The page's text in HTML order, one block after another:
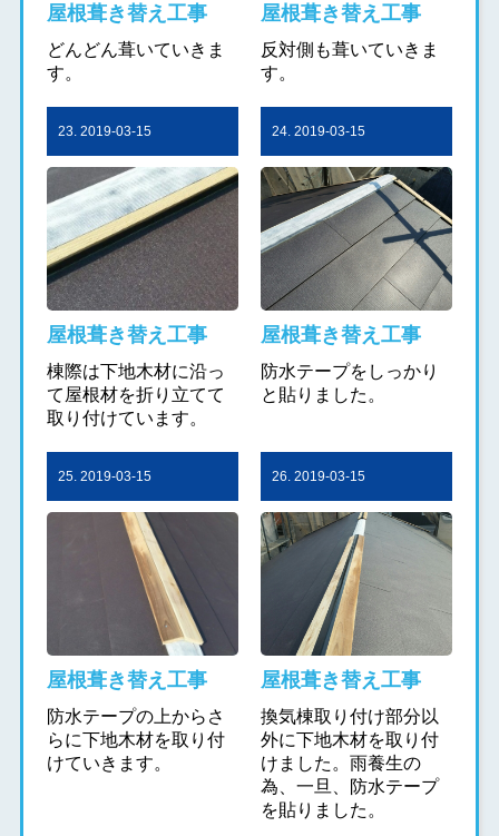
屋根葺き替え工事
どんどん葺いていきま
す。
屋根葺き替え工事
反対側も葺いていきま
す。
23. 2019-03-15
屋根葺き替え工事
棟際は下地木材に沿っ
て屋根材を折り立てて
取り付けています。
24. 2019-03-15
屋根葺き替え工事
防水テープをしっかり
と貼りました。
25. 2019-03-15
屋根葺き替え工事
防水テープの上からさ
らに下地木材を取り付
けていきます。
26. 2019-03-15
屋根葺き替え工事
換気棟取り付け部分以
外に下地木材を取り付
けました。雨養生の
為、一旦、防水テープ
を貼りました。